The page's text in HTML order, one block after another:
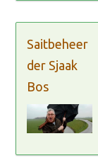
Saitbeheer
der Sjaak
Bos